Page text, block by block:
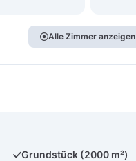
Alle Zimmer anzeigen
Grundstück (2000 m²)